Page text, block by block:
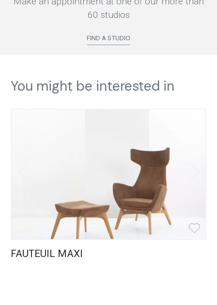
60 studios
FIND A STUDIO
You might be interested in
FAUTEUIL MAXI